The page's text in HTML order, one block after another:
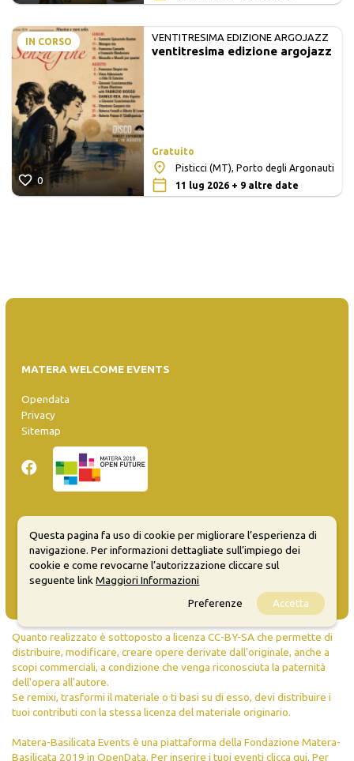
IN CORSO
0
VENTITRESIMA EDIZIONE ARGOJAZZ
ventitresima edizione argojazz
Gratuito
Pisticci (MT), Porto degli Argonauti
11 lug 2026 + 9 altre date
MATERA WELCOME EVENTS
Opendata
Privacy
Sitemap
Inserisci evento
Guida
FAQ
info@materaevents.it
Quanto realizzato è sottoposto a licenza CC-BY-SA che permette di
distribuire, modificare, creare opere derivate dall'originale, anche a
scopi commerciali, a condizione che venga riconosciuta la paternità
dell'opera all'autore.
Se remixi, trasformi il materiale o ti basi su di esso, devi distribuire i
tuoi contributi con la stessa licenza del materiale originario.
Matera-Basilicata Events è una piattaforma della Fondazione Matera-
Basilicata 2019 in OpenData. Per inserire i tuoi eventi clicca qui. Per
Questa pagina fa uso di cookie per migliorare l’esperienza di
navigazione. Per informazioni dettagliate sull’impiego dei
cookie e come revocarne l’autorizzazione cliccare sul
seguente linkMaggiori Informazioni
Preferenze
Accetta